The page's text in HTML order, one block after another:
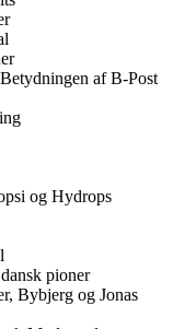
af B-Post
og Hydrops
pioner
Bybjerg og Jonas